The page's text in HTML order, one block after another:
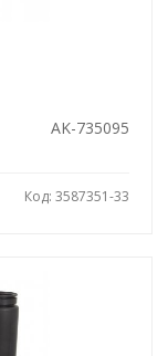
AK-735095
Код: 3587351-33